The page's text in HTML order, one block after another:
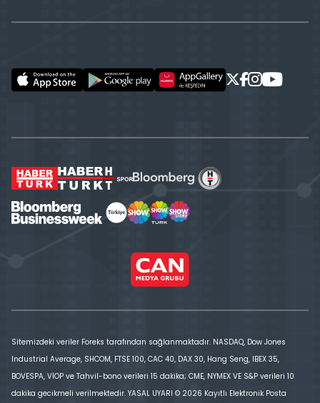
Sitemizdeki veriler Foreks tarafından sağlanmaktadır. NASDAQ, Dow Jones
Industrial Average, SHCOM, FTSE 100, CAC 40, DAX 30, Hang Seng, IBEX 35,
BOVESPA, VİOP ve Tahvil-bono verileri 15 dakika; CME, NYMEX VE S&P verileri 10
dakika gecikmeli verilmektedir. YASAL UYARI © 2026 Kayıtlı Elektronik Posta